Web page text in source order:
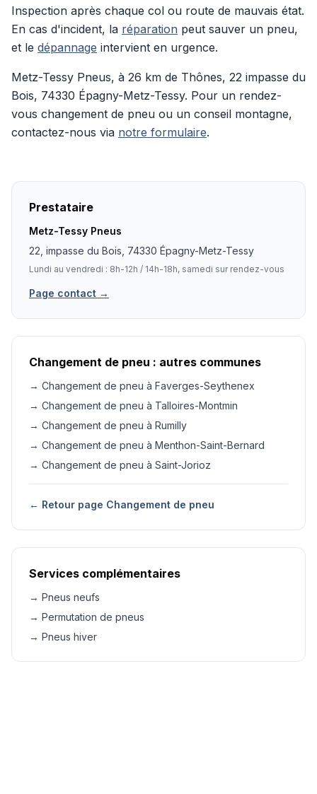
Inspection après chaque col ou route de mauvais état.
En cas d'incident, la réparation peut sauver un pneu,
et le dépannage intervient en urgence.
Metz-Tessy Pneus, à 26 km de Thônes, 22 impasse du
Bois, 74330 Épagny-Metz-Tessy. Pour un rendez-
vous changement de pneu ou un conseil montagne,
contactez-nous via notre formulaire.
Prestataire
Metz-Tessy Pneus
22, impasse du Bois, 74330 Épagny-Metz-Tessy
Lundi au vendredi : 8h-12h / 14h-18h, samedi sur rendez-vous
Page contact →
Changement de pneu : autres communes
→ Changement de pneu à Faverges-Seythenex
→ Changement de pneu à Talloires-Montmin
→ Changement de pneu à Rumilly
→ Changement de pneu à Menthon-Saint-Bernard
→ Changement de pneu à Saint-Jorioz
← Retour page Changement de pneu
Services complémentaires
→ Pneus neufs
→ Permutation de pneus
→ Pneus hiver